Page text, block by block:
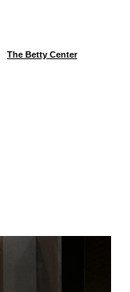
The Betty Center